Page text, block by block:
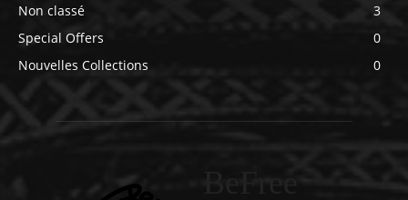
Non classé
3
Special Offers
0
Nouvelles Collections
0